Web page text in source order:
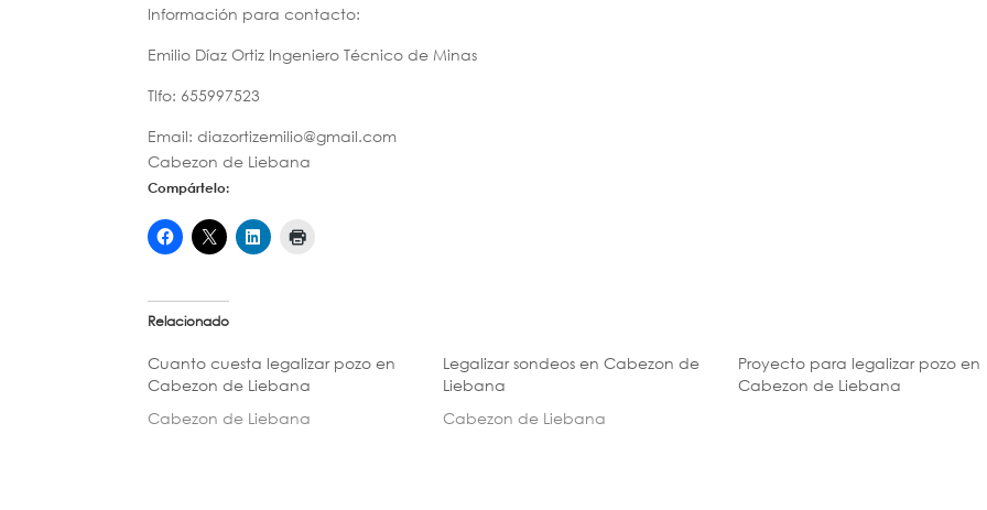
Información para contacto:
Emilio Díaz Ortiz Ingeniero Técnico de Minas
Tlfo: 655997523
Email: diazortizemilio@gmail.com
Cabezon de Liebana
Compártelo:
Relacionado
Cuanto cuesta legalizar pozo en
Cabezon de Liebana
Cabezon de Liebana
Legalizar sondeos en Cabezon de
Liebana
Cabezon de Liebana
Proyecto para legalizar pozo en
Cabezon de Liebana